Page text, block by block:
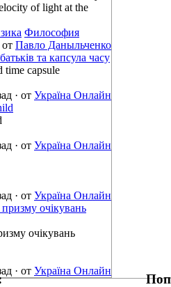
of light at the
Философия
от Павло Даныльченко
та капсула часу
time capsule
· от Україна Онлайн
· от Україна Онлайн
· от Україна Онлайн
очікувань
очікувань
· от Україна Онлайн